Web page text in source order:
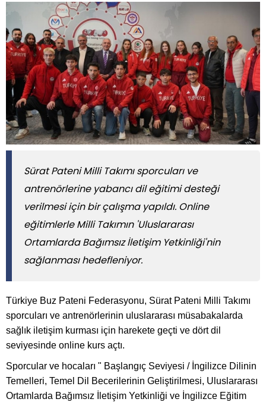
Sürat Pateni Milli Takımı sporcuları ve
antrenörlerine yabancı dil eğitimi desteği
verilmesi için bir çalışma yapıldı. Online
eğitimlerle Milli Takımın 'Uluslararası
Ortamlarda Bağımsız İletişim Yetkinliği'nin
sağlanması hedefleniyor.
Türkiye Buz Pateni Federasyonu, Sürat Pateni Milli Takımı
sporcuları ve antrenörlerinin uluslararası müsabakalarda
sağlık iletişim kurması için harekete geçti ve dört dil
seviyesinde online kurs açtı.
Sporcular ve hocaları " Başlangıç Seviyesi / İngilizce Dilinin
Temelleri, Temel Dil Becerilerinin Geliştirilmesi, Uluslararası
Ortamlarda Bağımsız İletişim Yetkinliği ve İngilizce Eğitim